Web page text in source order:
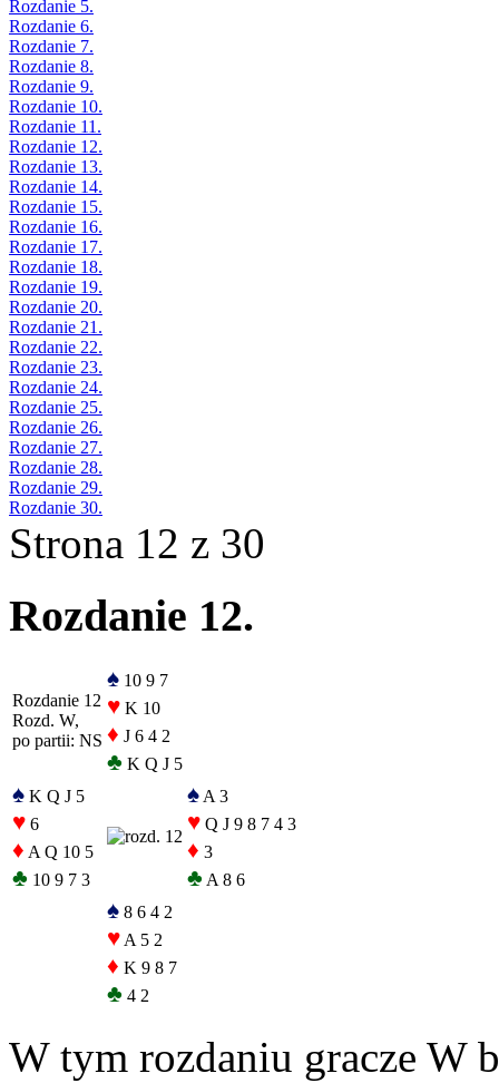
Rozdanie 5.
Rozdanie 6.
Rozdanie 7.
Rozdanie 8.
Rozdanie 9.
Rozdanie 10.
Rozdanie 11.
Rozdanie 12.
Rozdanie 13.
Rozdanie 14.
Rozdanie 15.
Rozdanie 16.
Rozdanie 17.
Rozdanie 18.
Rozdanie 19.
Rozdanie 20.
Rozdanie 21.
Rozdanie 22.
Rozdanie 23.
Rozdanie 24.
Rozdanie 25.
Rozdanie 26.
Rozdanie 27.
Rozdanie 28.
Rozdanie 29.
Rozdanie 30.
Strona 12 z 30
Rozdanie 12.
Rozdanie 12
Rozd. W,
po partii: NS
♠ 10 9 7
♥ K 10
♦ J 6 4 2
♣ K Q J 5
♠ K Q J 5
♥ 6
♦ A Q 10 5
♣ 10 9 7 3
♠ A 3
♥ Q J 9 8 7 4 3
♦ 3
♣ A 8 6
♠ 8 6 4 2
♥ A 5 2
♦ K 9 8 7
♣ 4 2
W tym rozdaniu gracze W